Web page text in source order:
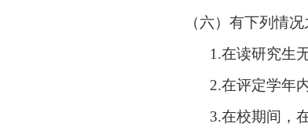
（六） 有下列情况
1.在读研究生
2.在评定学年
3.在校期间，